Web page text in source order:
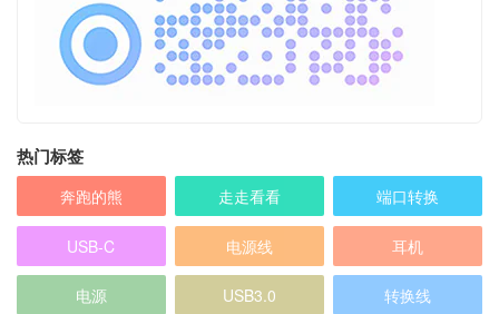
热门标签
奔跑的熊 走走看看 端口转换
USB-C 电源线 耳机
电源 USB3.0 转换线